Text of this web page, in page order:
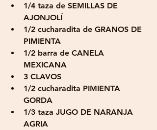
1/4 taza de SEMILLAS DE
AJONJOLÍ
1/2 cucharadita de GRANOS DE
PIMIENTA
1/2 barra de CANELA
MEXICANA
3 CLAVOS
1/2 cucharadita PIMIENTA
GORDA
1/3 taza JUGO DE NARANJA
AGRIA